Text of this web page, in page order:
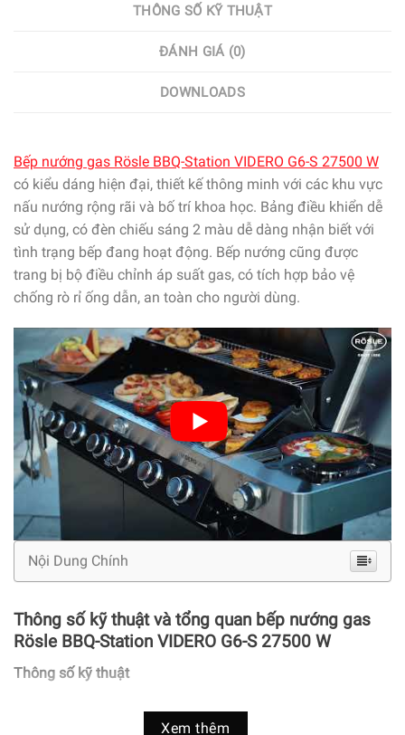
THÔNG SỐ KỸ THUẬT
ĐÁNH GIÁ (0)
DOWNLOADS
Bếp nướng gas Rösle BBQ-Station VIDERO G6-S 27500 W
có kiểu dáng hiện đại, thiết kế thông minh với các khu vực
nấu nướng rộng rãi và bố trí khoa học. Bảng điều khiển dễ
sử dụng, có đèn chiếu sáng 2 màu dễ dàng nhận biết với
tình trạng bếp đang hoạt động. Bếp nướng cũng được
trang bị bộ điều chỉnh áp suất gas, có tích hợp bảo vệ
chống rò rỉ ống dẫn, an toàn cho người dùng.
Nội Dung Chính
Thông số kỹ thuật và tổng quan bếp nướng gas
Rösle BBQ-Station VIDERO G6-S 27500 W
Thông số kỹ thuật
Xem thêm